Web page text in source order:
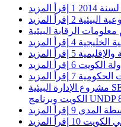
1 إقرأ المزيد
البيئية 2 إقرأ المزيد
الخليجية 4 إقرأ المزيد
5 إقرأ المزيد
الكويت 6 إقرأ المزيد
الحكومية 7 إقرأ المزيد
مشروع الإدارة البيئية SEMP ضمن إطار التعاون الثالث بين
الكويت وبرنامج UNDP
المدى 9 إقرأ المزيد
الكويت 10 إقرأ المزيد